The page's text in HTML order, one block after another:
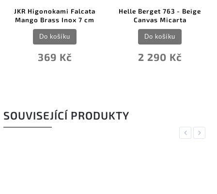
JKR Higonokami Falcata
Mango Brass Inox 7 cm
369 Kč
Do košíku
Helle Berget 763 - Beige
Canvas Micarta
2 290 Kč
Do košíku
SOUVISEJÍCÍ PRODUKTY
Previous
Next